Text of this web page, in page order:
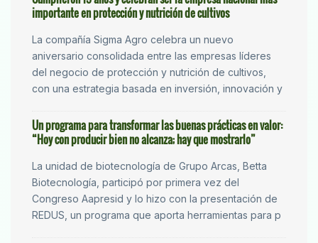
importante en protección y nutrición de cultivos
La compañía Sigma Agro celebra un nuevo
aniversario consolidada entre las empresas líderes
del negocio de protección y nutrición de cultivos,
con una estrategia basada en inversión, innovación y
Un programa para transformar las buenas prácticas en valor:
“Hoy con producir bien no alcanza; hay que mostrarlo”
La unidad de biotecnología de Grupo Arcas, Betta
Biotecnología, participó por primera vez del
Congreso Aapresid y lo hizo con la presentación de
REDUS, un programa que aporta herramientas para p